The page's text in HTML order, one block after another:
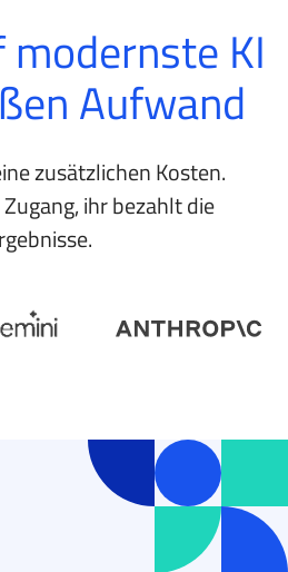
Aufwand
zusätzlichen Kosten.
ihr bezahlt die